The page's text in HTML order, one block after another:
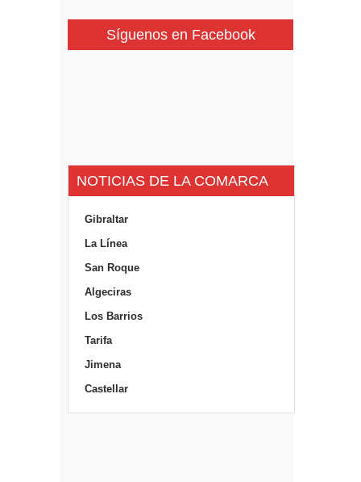
Síguenos en Facebook
NOTICIAS DE LA COMARCA
Gibraltar
La Línea
San Roque
Algeciras
Los Barrios
Tarifa
Jimena
Castellar